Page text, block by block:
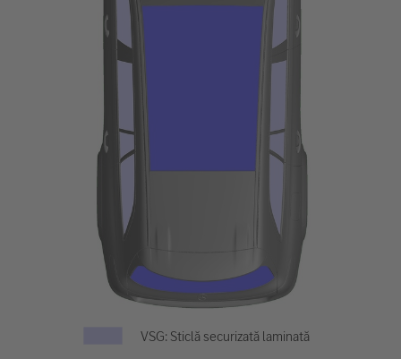
VSG: Sticlă securizată laminată